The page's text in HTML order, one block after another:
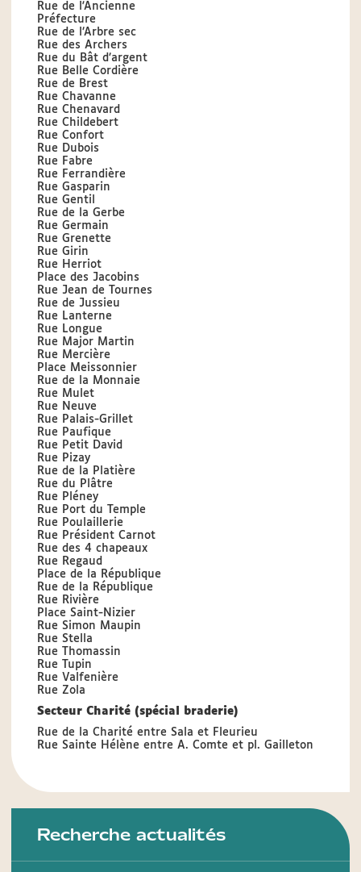
Rue de l'Ancienne
Préfecture
Rue de l’Arbre sec
Rue des Archers
Rue du Bât d’argent
Rue Belle Cordière
Rue de Brest
Rue Chavanne
Rue Chenavard
Rue Childebert
Rue Confort
Rue Dubois
Rue Fabre
Rue Ferrandière
Rue Gasparin
Rue Gentil
Rue de la Gerbe
Rue Germain
Rue Grenette
Rue Girin
Rue Herriot
Place des Jacobins
Rue Jean de Tournes
Rue de Jussieu
Rue Lanterne
Rue Longue
Rue Major Martin
Rue Mercière
Place Meissonnier
Rue de la Monnaie
Rue Mulet
Rue Neuve
Rue Palais-Grillet
Rue Paufique
Rue Petit David
Rue Pizay
Rue de la Platière
Rue du Plâtre
Rue Pléney
Rue Port du Temple
Rue Poulaillerie
Rue Président Carnot
Rue des 4 chapeaux
Rue Regaud
Place de la République
Rue de la République
Rue Rivière
Place Saint-Nizier
Rue Simon Maupin
Rue Stella
Rue Thomassin
Rue Tupin
Rue Valfenière
Rue Zola
Secteur Charité (spécial braderie)
Rue de la Charité entre Sala et Fleurieu
Rue Sainte Hélène entre A. Comte et pl. Gailleton
Recherche actualités